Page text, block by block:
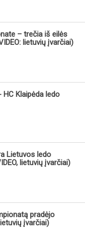
– trečia iš eilės
lietuvių įvarčiai)
Klaipėda ledo
Lietuvos ledo
lietuvių įvarčiai)
pradėjo
įvarčiai)